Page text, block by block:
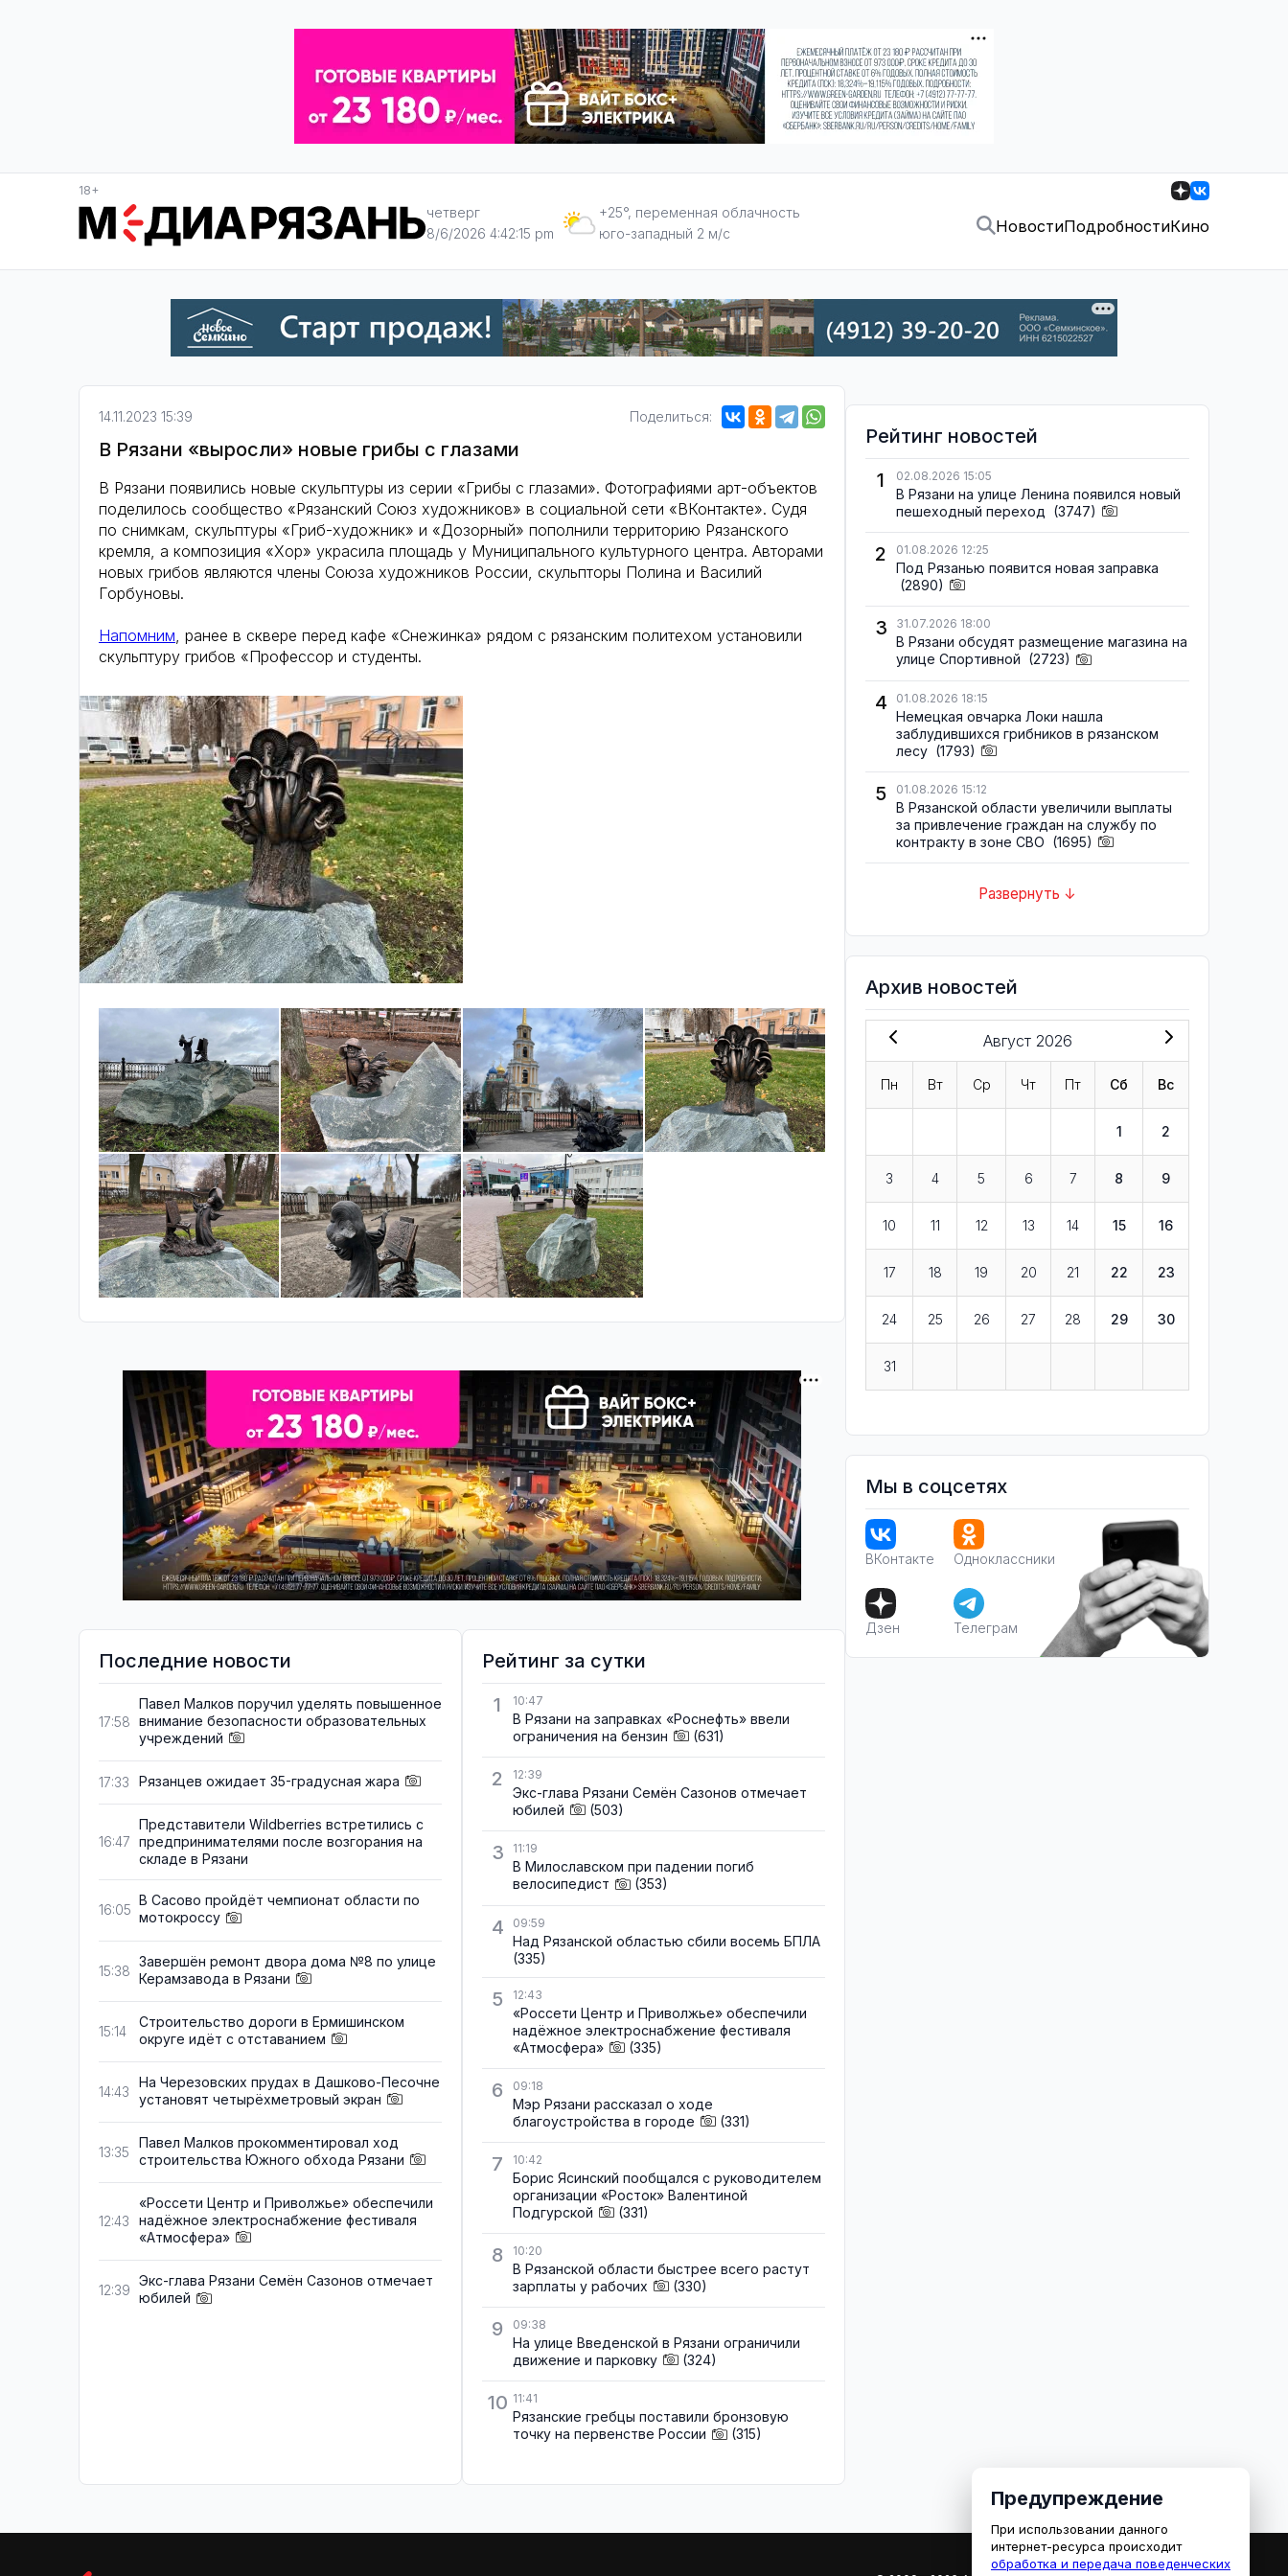
18+
четверг
8/6/2026 4:42:16 pm
+25°, переменная облачность
юго-западный 2 м/с
НовостиПодробностиКино
14.11.2023 15:39 Поделиться:
В Рязани «выросли» новые грибы с глазами
В Рязани появились новые скульптуры из серии «Грибы с глазами». Фотографиями арт-объектов
поделилось сообщество «Рязанский Союз художников» в социальной сети «ВКонтакте». Судя
по снимкам, скульптуры «Гриб-художник» и «Дозорный» пополнили территорию Рязанского
кремля, а композиция «Хор» украсила площадь у Муниципального культурного центра. Авторами
новых грибов являются члены Союза художников России, скульпторы Полина и Василий
Горбуновы.
Напомним, ранее в сквере перед кафе «Снежинка» рядом с рязанским политехом установили
скульптуру грибов «Профессор и студенты.
Последние новости
17:58
Павел Малков поручил уделять повышенное
внимание безопасности образовательных
учреждений
17:33 Рязанцев ожидает 35-градусная жара
16:47
Представители Wildberries встретились с
предпринимателями после возгорания на
складе в Рязани
16:05
В Сасово пройдёт чемпионат области по
мотокроссу
15:38
Завершён ремонт двора дома №8 по улице
Керамзавода в Рязани
15:14
Строительство дороги в Ермишинском
округе идёт с отставанием
14:43
На Черезовских прудах в Дашково-Песочне
установят четырёхметровый экран
13:35
Павел Малков прокомментировал ход
строительства Южного обхода Рязани
12:43
«Россети Центр и Приволжье» обеспечили
надёжное электроснабжение фестиваля
«Атмосфера»
12:39
Экс-глава Рязани Семён Сазонов отмечает
юбилей
Рейтинг за сутки
1
10:47
В Рязани на заправках «Роснефть» ввели
ограничения на бензин
(631)
2 12:39
Экс-глава Рязани Семён Сазонов отмечает
юбилей
(503)
3 11:19
В Милославском при падении погиб
велосипедист
(353)
4 09:59
Над Рязанской областью сбили восемь БПЛА
(335)
5 12:43
«Россети Центр и Приволжье» обеспечили
надёжное электроснабжение фестиваля
«Атмосфера»
(335)
6 09:18
Мэр Рязани рассказал о ходе
благоустройства в городе
(331)
7 10:42
Борис Ясинский пообщался с руководителем
организации «Росток» Валентиной
Подгурской
(331)
8 10:20
В Рязанской области быстрее всего растут
зарплаты у рабочих
(330)
9 09:38
На улице Введенской в Рязани ограничили
движение и парковку
(324)
10 11:41
Рязанские гребцы поставили бронзовую
точку на первенстве России
(315)
Рейтинг новостей
1
02.08.2026 15:05
В Рязани на улице Ленина появился новый
пешеходный переход (3747)
2 01.08.2026 12:25
Под Рязанью появится новая заправка
(2890)
3 31.07.2026 18:00
В Рязани обсудят размещение магазина на
улице Спортивной (2723)
4 01.08.2026 18:15
Немецкая овчарка Локи нашла
заблудившихся грибников в рязанском
лесу (1793)
5 01.08.2026 15:12
В Рязанской области увеличили выплаты
за привлечение граждан на службу по
контракту в зоне СВО (1695)
Развернуть ↓
Архив новостей
Август 2026
Пн Вт Ср Чт Пт Сб Вс
1 2
3 4 5 6 7 8 9
10 11 12 13 14 15 16
17 18 19 20 21 22 23
24 25 26 27 28 29 30
31
Мы в соцсетях
ВКонтакте Одноклассники
Дзен Телеграм
Предупреждение
При использовании данного
интернет-ресурса происходит
обработка и передача поведенческих